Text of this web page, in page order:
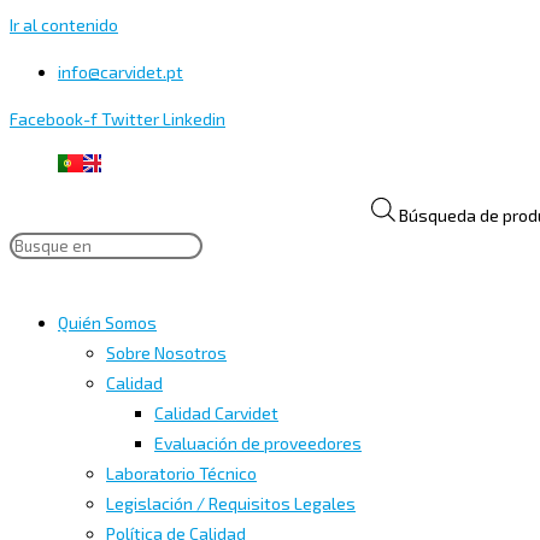
Ir al contenido
info@carvidet.pt
Facebook-fTwitterLinkedin
Búsqueda de
Quién Somos
Sobre Nosotros
Calidad
Calidad Carvidet
Evaluación de proveedores
Laboratorio Técnico
Legislación / Requisitos Legales
Política de Calidad